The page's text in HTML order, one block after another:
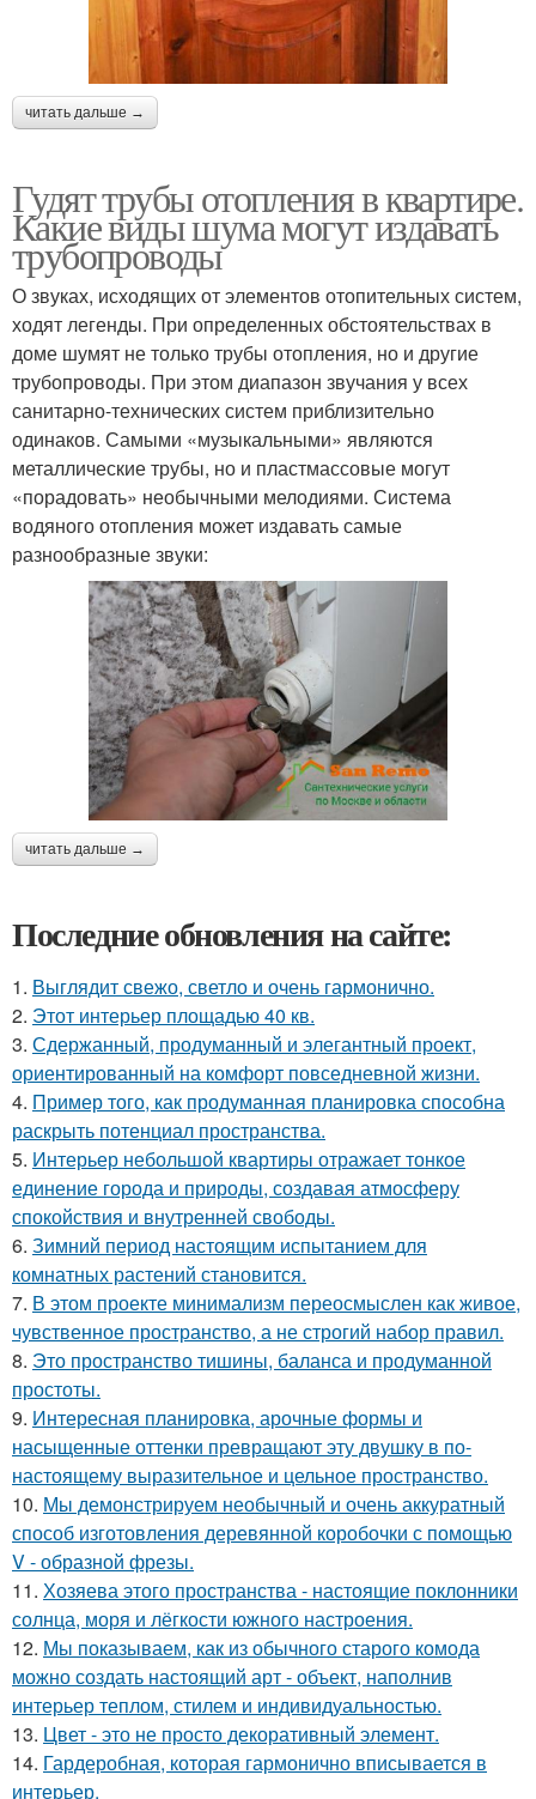
читать дальше →
Гудят трубы отопления в квартире.
Какие виды шума могут издавать
трубопроводы
О звуках, исходящих от элементов отопительных систем,
ходят легенды. При определенных обстоятельствах в
доме шумят не только трубы отопления, но и другие
трубопроводы. При этом диапазон звучания у всех
санитарно-технических систем приблизительно
одинаков. Самыми «музыкальными» являются
металлические трубы, но и пластмассовые могут
«порадовать» необычными мелодиями. Система
водяного отопления может издавать самые
разнообразные звуки:
читать дальше →
Последние обновления на сайте:
1. Выглядит свежо, светло и очень гармонично.
2. Этот интерьер площадью 40 кв.
3. Сдержанный, продуманный и элегантный проект,
ориентированный на комфорт повседневной жизни.
4. Пример того, как продуманная планировка способна
раскрыть потенциал пространства.
5. Интерьер небольшой квартиры отражает тонкое
единение города и природы, создавая атмосферу
спокойствия и внутренней свободы.
6. Зимний период настоящим испытанием для
комнатных растений становится.
7. В этом проекте минимализм переосмыслен как живое,
чувственное пространство, а не строгий набор правил.
8. Это пространство тишины, баланса и продуманной
простоты.
9. Интересная планировка, арочные формы и
насыщенные оттенки превращают эту двушку в по-
настоящему выразительное и цельное пространство.
10. Мы демонстрируем необычный и очень аккуратный
способ изготовления деревянной коробочки с помощью
V - образной фрезы.
11. Хозяева этого пространства - настоящие поклонники
солнца, моря и лёгкости южного настроения.
12. Мы показываем, как из обычного старого комода
можно создать настоящий арт - объект, наполнив
интерьер теплом, стилем и индивидуальностью.
13. Цвет - это не просто декоративный элемент.
14. Гардеробная, которая гармонично вписывается в
интерьер.